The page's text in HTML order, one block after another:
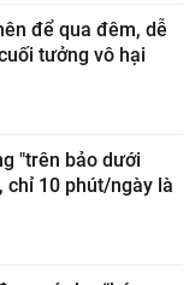
để qua đêm, dễ
tưởng vô hại
"trên bảo dưới
chỉ 10 phút/ngày là